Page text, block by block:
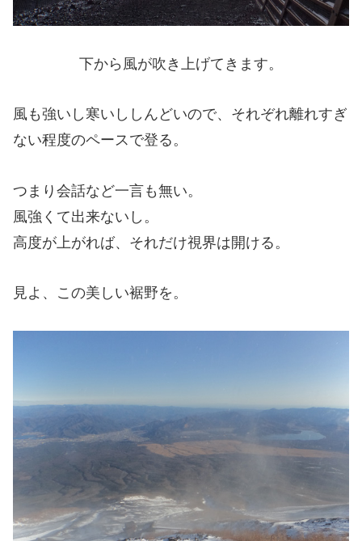
下から風が吹き上げてきます。
風も強いし寒いししんどいので、それぞれ離れすぎ
ない程度のペースで登る。
つまり会話など一言も無い。
風強くて出来ないし。
高度が上がれば、それだけ視界は開ける。
見よ、この美しい裾野を。